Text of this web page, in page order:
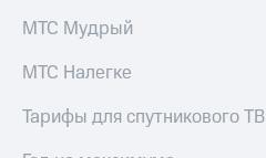
МТС Мудрый
МТС Налегке
Тарифы для спутникового ТВ